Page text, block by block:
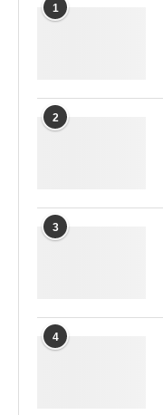
1
2
3
4